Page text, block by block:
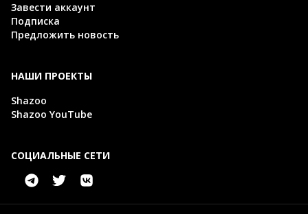
Завести аккаунт
Подписка
Предложить новость
НАШИ ПРОЕКТЫ
Shazoo
Shazoo YouTube
СОЦИАЛЬНЫЕ СЕТИ